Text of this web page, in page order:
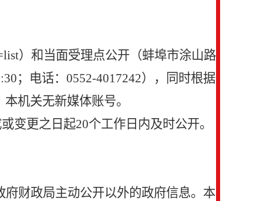
）和当面受理点公开（蚌埠市涂山路
；电话：0552-4017242），同时根据
机关无新媒体账号。
变更之日起20个工作日内及时公开。
财政局主动公开以外的政府信息。本